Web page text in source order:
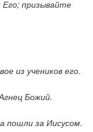
призывайте
из учеников его.
Божий.
пошли за Иисусом.